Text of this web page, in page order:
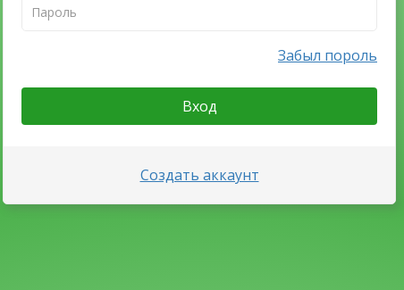
Забыл пороль
Вход
Создать аккаунт